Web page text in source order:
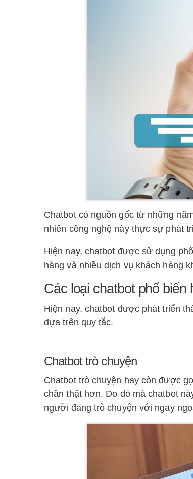
Chatbot có nguồn gốc từ những
nhiên công nghệ này thực sự phát
Hiện nay, chatbot được sử dụng
hàng và nhiều dịch vụ khách hàng
Các loại chatbot phổ biến
Hiện nay, chatbot được phát triển
dựa trên quy tắc.
Chatbot trò chuyện
Chatbot trò chuyện hay còn được
chân thật hơn. Do đó mà chatbot
người đang trò chuyện với ngay